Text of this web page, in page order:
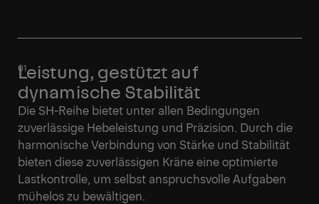
Leistung, gestützt auf
dynamische Stabilität
Die SH-Reihe bietet unter allen Bedingungen
zuverlässige Hebeleistung und Präzision. Durch die
harmonische Verbindung von Stärke und Stabilität
bieten diese zuverlässigen Kräne eine optimierte
Lastkontrolle, um selbst anspruchsvolle Aufgaben
mühelos zu bewältigen.